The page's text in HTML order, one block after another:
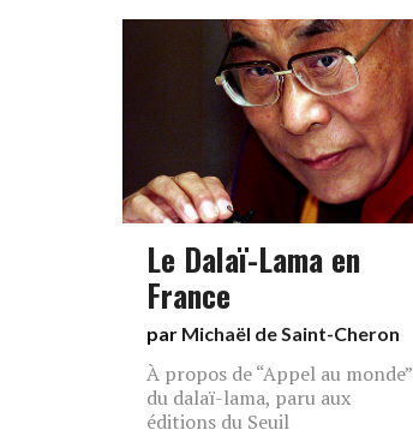
Le Dalaï-Lama en
France
par Michaël de Saint-Cheron
À propos de “Appel au monde”
du dalaï-lama, paru aux
éditions du Seuil